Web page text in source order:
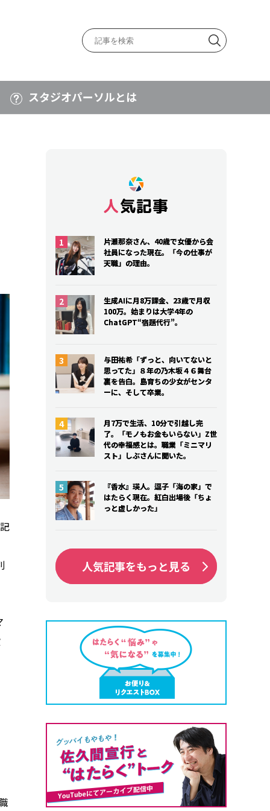
スタジオパーソルとは
人気記事
片瀬那奈さん、40歳で女優から会
社員になった現在。「今の仕事が
天職」の理由。
生成AIに月8万課金、23歳で月収
100万。始まりは大学4年の
ChatGPT“宿題代行”。
与田祐希「ずっと、向いてないと
思ってた」８年の乃木坂４６舞台
裏を告白。島育ちの少女がセンタ
ーに、そして卒業。
月7万で生活、10分で引越し完
了。「モノもお金もいらない」Z世
代の幸福感とは。職業「ミニマリ
スト」しぶさんに聞いた。
『香水』瑛人。逗子「海の家」で
はたらく現在。紅白出場後「ちょ
っと虚しかった」
人気記事をもっと見る
人気記事
片瀬那奈さん、40歳で女優から会
社員になった現在。「今の仕事が
天職」の理由。
生成AIに月8万課金、23歳で月収
100万。始まりは大学4年の
ChatGPT“宿題代行”。
与田祐希「ずっと、向いてないと
思ってた」８年の乃木坂４６舞台
裏を告白。島育ちの少女がセンタ
ーに、そして卒業。
月7万で生活、10分で引越し完
了。「モノもお金もいらない」Z世
代の幸福感とは。職業「ミニマリ
スト」しぶさんに聞いた。
『香水』瑛人。逗子「海の家」で
はたらく現在。紅白出場後「ちょ
っと虚しかった」
人気記事をもっと見る